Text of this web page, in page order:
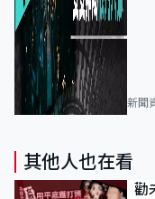
新聞
其他人也在看
勸